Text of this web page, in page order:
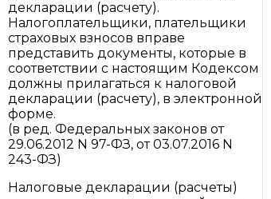
декларации (расчету).
Налогоплательщики, плательщики
страховых взносов вправе
представить документы, которые в
соответствии с настоящим Кодексом
должны прилагаться к налоговой
декларации (расчету), в электронной
форме.
(в ред. Федеральных законов от
29.06.2012 N 97-ФЗ, от 03.07.2016 N
243-ФЗ)
Налоговые декларации (расчеты)